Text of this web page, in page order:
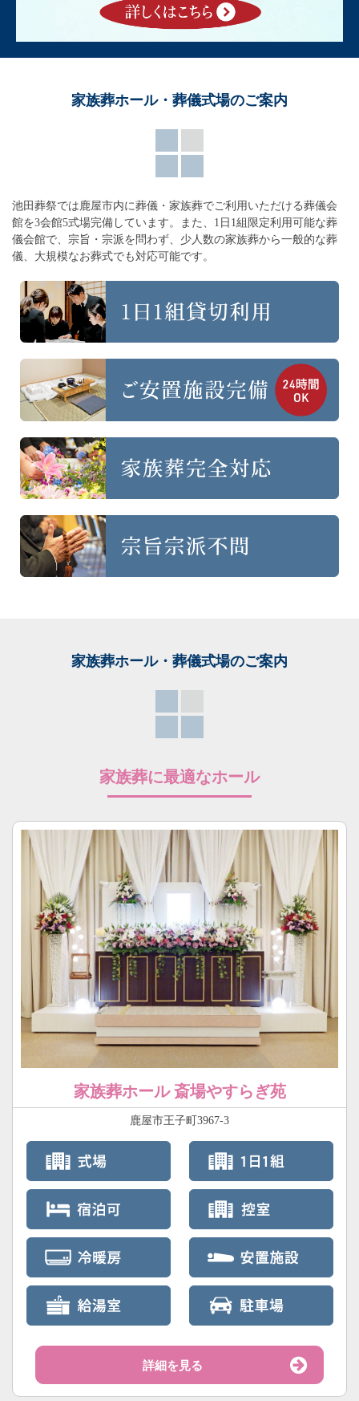
家族葬ホール・葬儀式場のご案内
池田葬祭では鹿屋市内に葬儀・家族葬でご利用いただける葬儀会
館を3会館5式場完備しています。
また、1日1組限定利用可能な葬
儀会館で、宗旨・宗派を問わず、 少人数の家族葬から一般的な葬
儀、大規模なお葬式でも対応可能です。
家族葬ホール・葬儀式場のご案内
家族葬に最適なホール
家族葬ホール 斎場やすらぎ苑
鹿屋市王子町3967-3
詳細を見る